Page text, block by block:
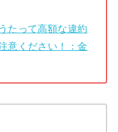
たって高額な違約
意ください！：金